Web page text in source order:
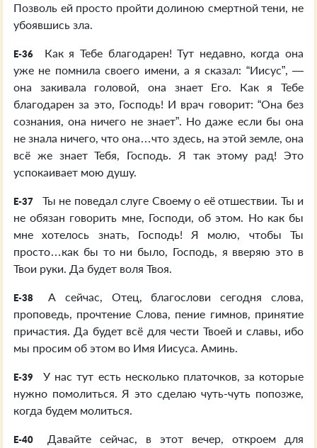
Позволь ей просто пройти долиною смертной тени, не
убоявшись зла.
E-36
Как я Тебе благодарен! Тут недавно, когда она
уже не помнила своего имени, а я сказал: “Иисус”, —
она закивала головой, она знает Его. Как я Тебе
благодарен за это, Господь! И врач говорит: “Она без
сознания, она ничего не знает”. Но даже если бы она
не знала ничего, что она…что здесь, на этой земле, она
всё же знает Тебя, Господь. Я так этому рад! Это
успокаивает мою душу.
E-37
Ты не поведал слуге Своему о её отшествии. Ты и
не обязан говорить мне, Господи, об этом. Но как бы
мне хотелось знать, Господь! Я молю, чтобы Ты
просто…как бы то ни было, Господь, я вверяю это в
Твои руки. Да будет воля Твоя.
E-38
А сейчас, Отец, благослови сегодня слова,
проповедь, прочтение Слова, пение гимнов, принятие
причастия. Да будет всё для чести Твоей и славы, ибо
мы просим об этом во Имя Иисуса. Аминь.
E-39
У нас тут есть несколько платочков, за которые
нужно помолиться. Я это сделаю чуть-чуть попозже,
когда будем молиться.
E-40
Давайте сейчас, в этот вечер, откроем для